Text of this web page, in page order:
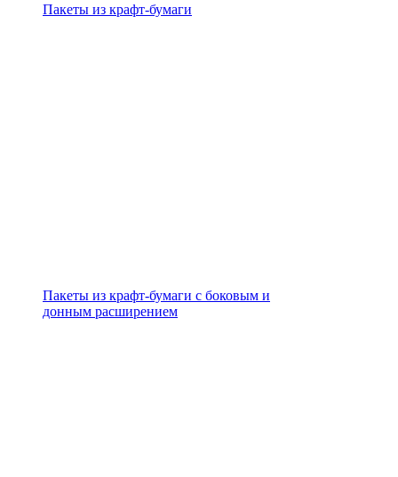
Пакеты из крафт-бумаги
Пакеты из крафт-бумаги с боковым и
донным расширением